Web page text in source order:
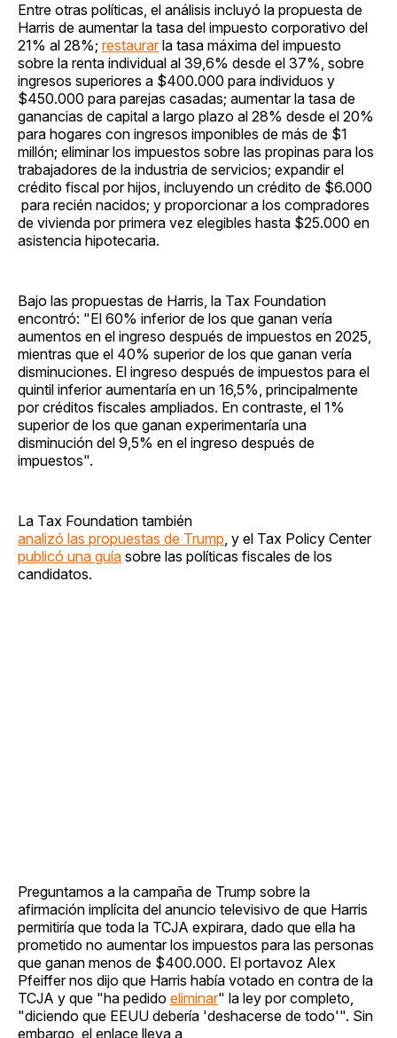
Entre otras políticas, el análisis incluyó la propuesta de
Harris de aumentar la tasa del impuesto corporativo del
21% al 28%; restaurarla tasa máxima del impuesto
sobre la renta individual al 39,6% desde el 37%, sobre
ingresos superiores a $400.000 para individuos y
$450.000 para parejas casadas; aumentar la tasa de
ganancias de capital a largo plazo al 28% desde el 20%
para hogares con ingresos imponibles de más de $1
millón; eliminar los impuestos sobre las propinas para los
trabajadores de la industria de servicios; expandir el
crédito fiscal por hijos, incluyendo un crédito de $6.000
para recién nacidos; y proporcionar a los compradores
de vivienda por primera vez elegibles hasta $25.000 en
asistencia hipotecaria.
Bajo las propuestas de Harris, la Tax Foundation
encontró: "El 60% inferior de los que ganan vería
aumentos en el ingreso después de impuestos en 2025,
mientras que el 40% superior de los que ganan vería
disminuciones. El ingreso después de impuestos para el
quintil inferior aumentaría en un 16,5%, principalmente
por créditos fiscales ampliados. En contraste, el 1%
superior de los que ganan experimentaría una
disminución del 9,5% en el ingreso después de
impuestos".
La Tax Foundation también
analizó las propuestas de Trump, y el Tax Policy Center
publicó una guía sobre las políticas fiscales de los
candidatos.
Preguntamos a la campaña de Trump sobre la
afirmación implícita del anuncio televisivo de que Harris
permitiría que toda la TCJA expirara, dado que ella ha
prometido no aumentar los impuestos para las personas
que ganan menos de $400.000. El portavoz Alex
Pfeiffer nos dijo que Harris había votado en contra de la
TCJA y que "ha pedido eliminar" la ley por completo,
"diciendo que EEUU debería 'deshacerse de todo'". Sin
embargo, el enlace lleva a